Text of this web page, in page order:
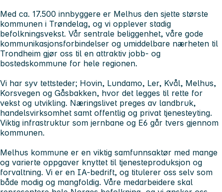
Med ca. 17.500 innbyggere er Melhus den sjette største
kommunen i Trøndelag, og vi opplever stadig
befolkningsvekst. Vår sentrale beliggenhet, våre gode
kommunikasjonsforbindelser og umiddelbare nærheten til
Trondheim gjør oss til en attraktiv jobb- og
bostedskommune for hele regionen.
Vi har syv tettsteder; Hovin, Lundamo, Ler, Kvål, Melhus,
Korsvegen og Gåsbakken, hvor det legges til rette for
vekst og utvikling. Næringslivet preges av landbruk,
handelsvirksomhet samt offentlig og privat tjenesteyting.
Viktig infrastruktur som jernbane og E6 går tvers gjennom
kommunen.
Melhus kommune er en viktig samfunnsaktør med mange
og varierte oppgaver knyttet til tjenesteproduksjon og
forvaltning. Vi er en IA-bedrift, og titulerer oss selv som
både modig og mangfoldig. Våre medarbeidere skal